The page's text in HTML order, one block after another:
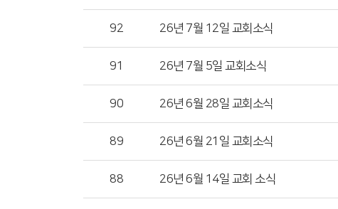
92 26년 7월 12일 교회소식
91 26년 7월 5일 교회소식
90 26년 6월 28일 교회소식
89 26년 6월 21일 교회소식
88 26년 6월 14일 교회 소식